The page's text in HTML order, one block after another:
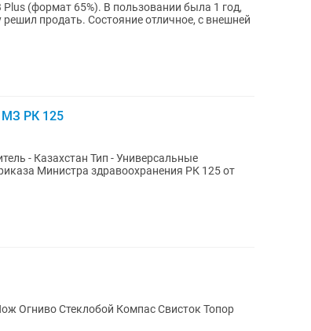
(формат 65%). В пользовании была 1 год,
продать. Состояние отличное, с внешней
МЗ РК 125
Продам топор Многофункциональный топор Нож Огниво Стеклобой Компас Свисток Топор